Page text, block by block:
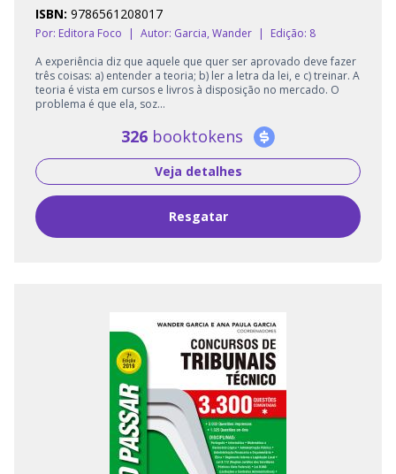
ISBN: 9786561208017
Por: Editora Foco | Autor: Garcia, Wander |
Edição: 8
A experiência diz que aquele que quer ser aprovado deve fazer
três coisas: a) entender a teoria; b) ler a letra da lei, e c) treinar. A
teoria é vista em cursos e livros à disposição no mercado. O
problema é que ela, soz...
326 booktokens
Veja detalhes
Resgatar